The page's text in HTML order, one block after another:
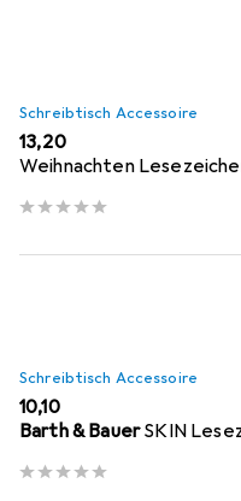
Schreibtisch Accessoire
EUR
13,20
Weihnachten
Schreibtisch Accessoire
EUR
10,10
Barth & BauerSKIN